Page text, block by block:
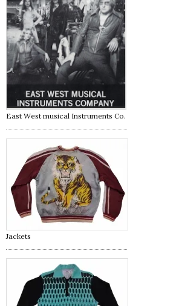
East West musical Instruments Co.
Jackets